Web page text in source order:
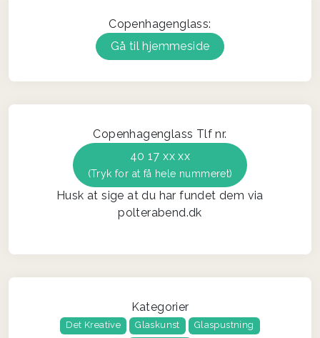
Copenhagenglass:
Gå til hjemmeside
Copenhagenglass Tlf nr.
40 17 xx xx
(Tryk for at få hele nummeret)
Husk at sige at du har fundet dem via
polterabend.dk
Kategorier
Det Kreative Glaskunst
Glaspustning